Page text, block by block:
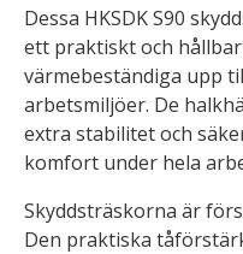
Dessa HKSDK S90
ett praktiskt och
värmebeständiga upp
arbetsmiljöer. De
extra stabilitet och
komfort under hela
Skyddsträskorna är
Den praktiska